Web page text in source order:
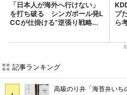
「日本人が海外へ行けない」
を打ち破る シンガポール発L
CCが仕掛ける“逆張り戦略...
プ
ら
記事ランキング
高級のり弁「海苔弁い